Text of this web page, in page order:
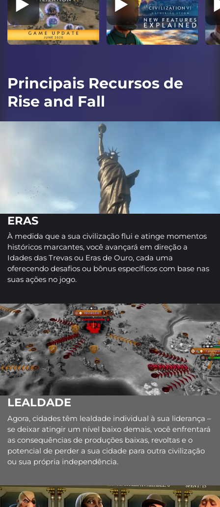
Principais Recursos de
Rise and Fall
ERAS
À medida que a sua civilização flui e atinge momentos
históricos marcantes, você avançará em direção a
Idades das Trevas ou Eras de Ouro, cada uma
oferecendo desafios ou bônus específicos com base nas
suas ações no jogo.
LEALDADE
Agora, cidades têm lealdade individual à sua liderança –
se deixar atingir um nível baixo demais, você enfrentará
as consequências de produções baixas, revoltas e o
potencial de perder a sua cidade para outra civilização
ou sua própria independência.